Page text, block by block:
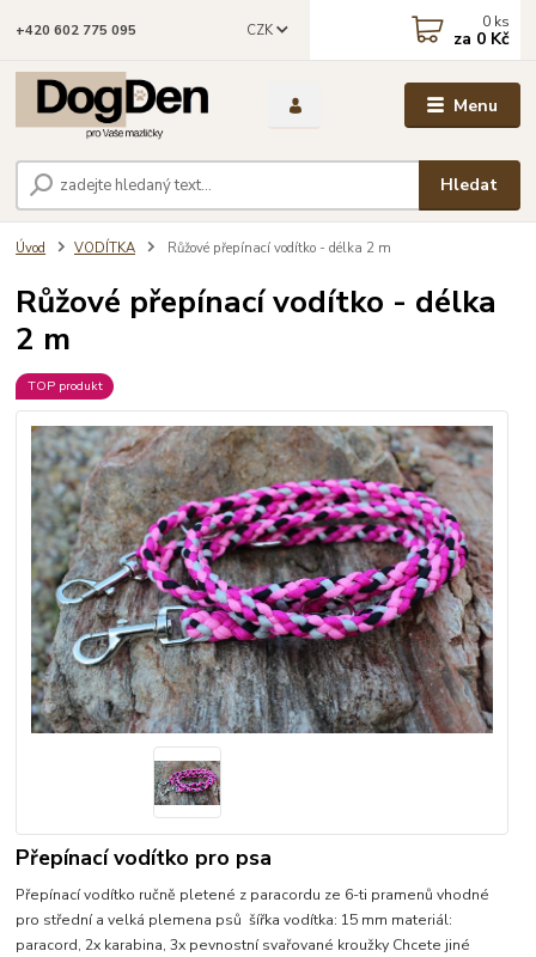
Menu
CZK
Hledat
+420 602 775 095 0 ks
za 0 Kč
Úvod VODÍTKA Růžové přepínací vodítko - délka 2 m
Růžové přepínací vodítko - délka
2 m
TOP produkt
Přepínací vodítko pro psa
Přepínací vodítko ručně pletené z paracordu ze 6-ti pramenů vhodné
pro střední a velká plemena psů šířka vodítka: 15 mm materiál:
paracord, 2x karabina, 3x pevnostní svařované kroužky Chcete jiné